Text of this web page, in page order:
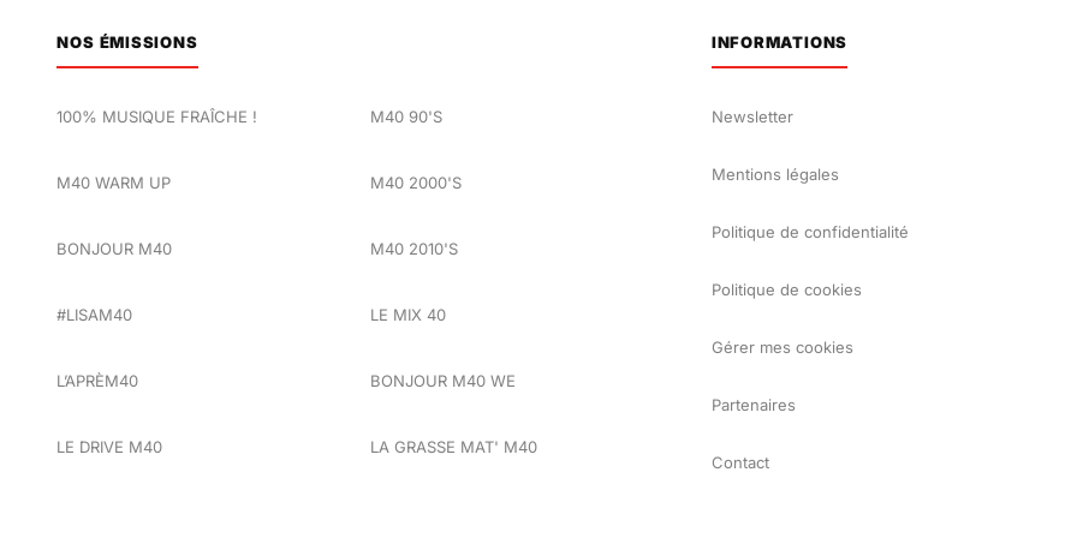
NOS ÉMISSIONS
100% MUSIQUE FRAÎCHE !
M40 WARM UP
BONJOUR M40
#LISAM40
L’APRÈM40
LE DRIVE M40
M40 90'S
M40 2000'S
M40 2010'S
LE MIX 40
BONJOUR M40 WE
LA GRASSE MAT' M40
INFORMATIONS
Newsletter
Mentions légales
Politique de confidentialité
Politique de cookies
Gérer mes cookies
Partenaires
Contact